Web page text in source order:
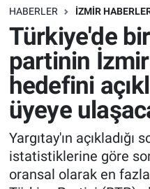
HABERLER İZMİR
Türkiye'de
partinin
hedefini
üyeye
Yargıtay'ın açıkladığı
istatistiklerine göre
oransal olarak en